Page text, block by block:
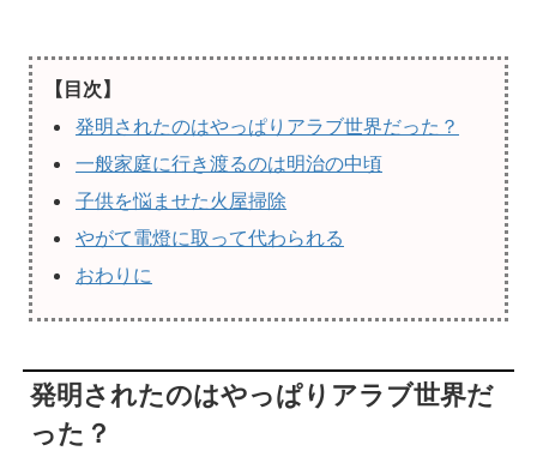
【目次】
発明されたのはやっぱりアラブ世界だった？
一般家庭に行き渡るのは明治の中頃
子供を悩ませた火屋掃除
やがて電燈に取って代わられる
おわりに
発明されたのはやっぱりアラブ世界だ
った？